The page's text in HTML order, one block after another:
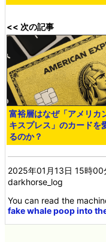
<< 次の記事
富裕層はなぜ「アメリカ
キスプレス」のカードを
るのか？
2025年01月13日 15時
darkhorse_log
You can read the
fake whale poop into